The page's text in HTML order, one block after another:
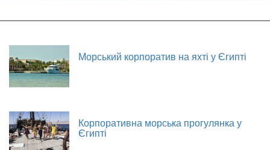
Морський корпоратив на яхті у Єгипті
Корпоративна морська прогулянка у
Єгипті